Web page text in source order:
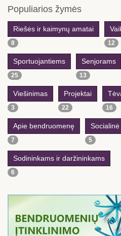
Populiarios žymės
Riešės ir kaimynų amatai
8 12
Sportuojantiems
25
Senjorams
13
Viešinimas
3
Projektai
22 16
Apie bendruomenę
7
Socialinė
5
Sodininkams ir daržininkams
6
YearMonth
YearMonth